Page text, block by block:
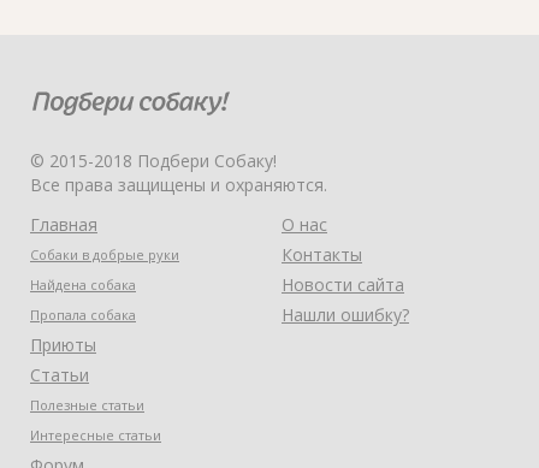
© 2015-2018 Подбери Собаку!
Все права защищены и охраняются.
Главная
Собаки в добрые руки
Найдена собака
Пропала собака
Приюты
Статьи
Полезные статьи
Интересные статьи
О нас
Контакты
Новости сайта
Нашли ошибку?